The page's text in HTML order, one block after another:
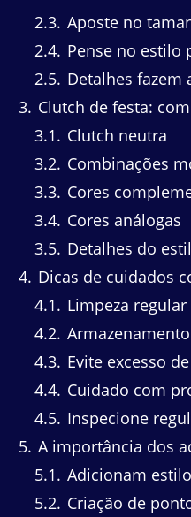
2.3 Aposte no
2.4 Pense no estilo
2.5 Detalhes fazem
3 Clutch de festa:
3.1
Clutch neutra
3.2 Combinações
3.3 Cores
3.4 Cores análogas
3.5 Detalhes do
4 Dicas de cuidados
4.1
Limpeza regular
4.2
4.3 Evite excesso
4.4 Cuidado com
4.5 Inspecione
5 A importância dos
5.1
Adicionam
5.2 Criação de